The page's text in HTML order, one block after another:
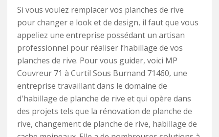
Si vous voulez remplacer vos planches de rive
pour changer e look et de design, il faut que vous
appeliez une entreprise possédant un artisan
professionnel pour réaliser l’habillage de vos
planches de rive. Pour vous guider, voici MP
Couvreur 71 à Curtil Sous Burnand 71460, une
entreprise travaillant dans le domaine de
d'habillage de planche de rive et qui opère dans
des projets tels que la rénovation de planche de
rive, changement de planche de rive, habillage de